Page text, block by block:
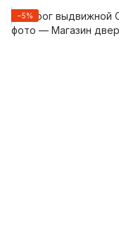
−5%